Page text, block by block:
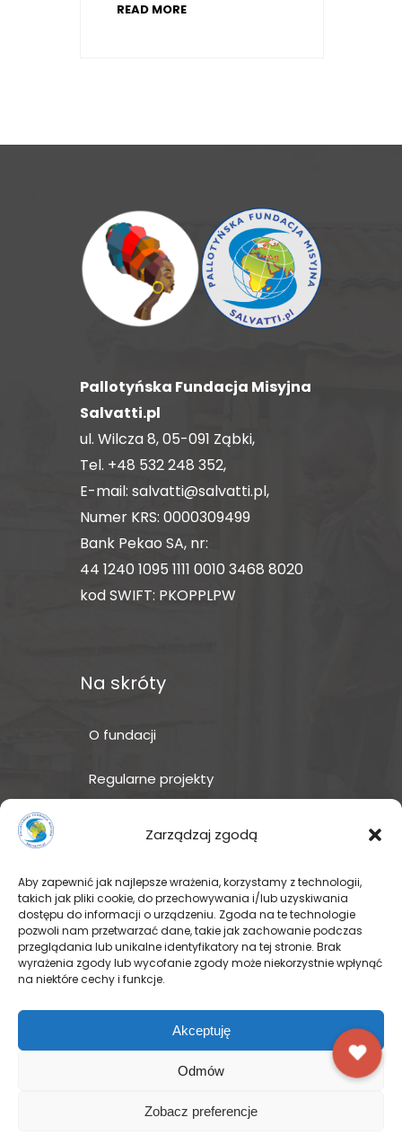
Zarządzaj zgodą
Aby zapewnić jak najlepsze wrażenia, korzystamy z technologii,
takich jak pliki cookie, do przechowywania i/lub uzyskiwania
dostępu do informacji o urządzeniu. Zgoda na te technologie
pozwoli nam przetwarzać dane, takie jak zachowanie podczas
przeglądania lub unikalne identyfikatory na tej stronie. Brak
wyrażenia zgody lub wycofanie zgody może niekorzystnie wpłynąć
na niektóre cechy i funkcje.
Akceptuję
Odmów
Zobacz preferencje
READ MORE
Pallotyńska Fundacja Misyjna
Salvatti.pl
ul. Wilcza 8, 05-091 Ząbki,
Tel. +48 532 248 352,
E-mail: salvatti@salvatti.pl,
Numer KRS: 0000309499
Bank Pekao SA, nr:
44 1240 1095 1111 0010 3468 8020
kod SWIFT: PKOPPLPW
Na skróty
O fundacji
Regularne projekty
Wspomóż teraz – przekaż
darowiznę
© Pallotyńska Fundacja Misyjna
FACEBOOK